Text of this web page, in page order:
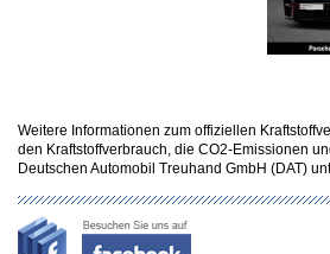
Weitere Informationen zum offiziellen
den Kraftstoffverbrauch, die CO2-Emissionen
Deutschen Automobil Treuhand GmbH (DAT)